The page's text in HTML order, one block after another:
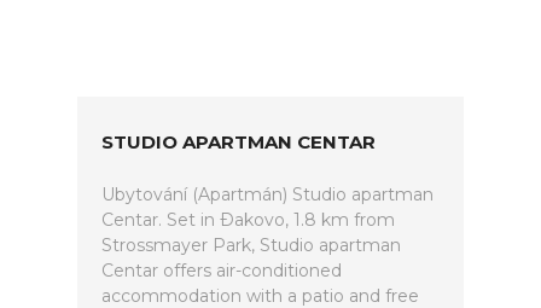
STUDIO APARTMAN CENTAR
Ubytování (Apartmán) Studio apartman
Centar. Set in Ðakovo, 1.8 km from
Strossmayer Park, Studio apartman
Centar offers air-conditioned
accommodation with a patio and free